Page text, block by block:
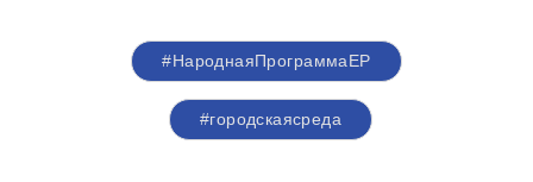
#НароднаяПрограммаЕР
#городскаясреда